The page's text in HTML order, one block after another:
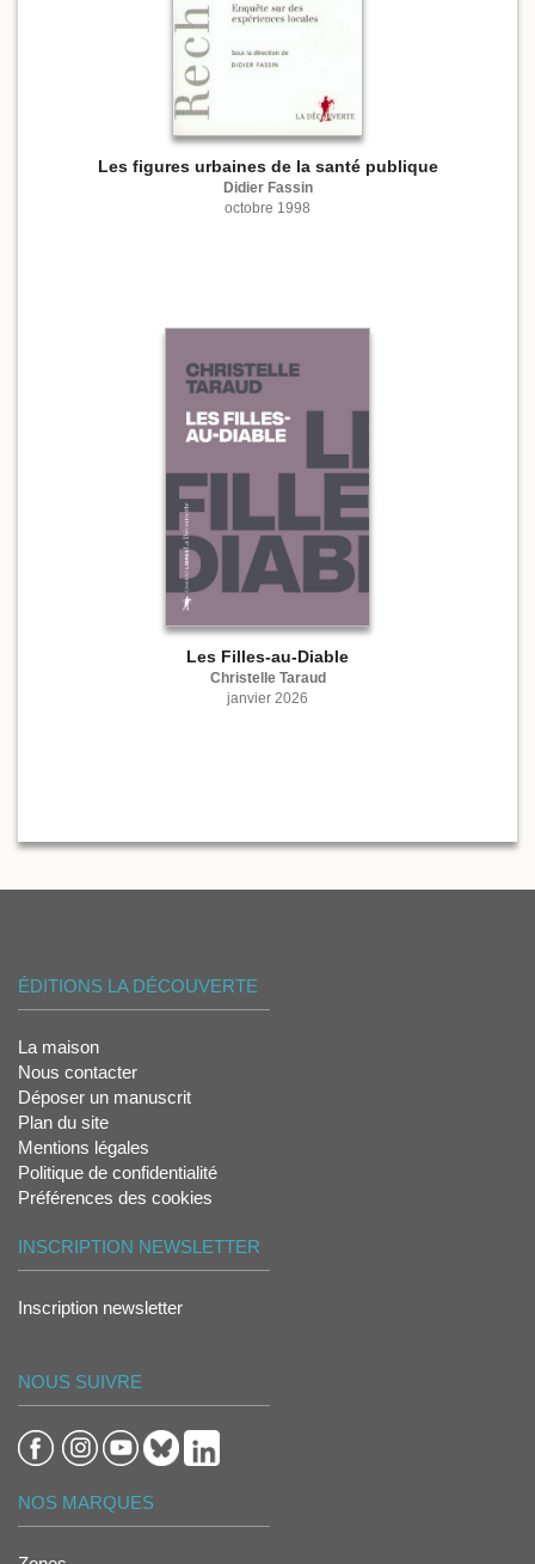
Les figures urbaines de la santé publique
Didier Fassin
octobre 1998
Les Filles-au-Diable
Christelle Taraud
janvier 2026
ÉDITIONS LA DÉCOUVERTE
La maison
Nous contacter
Déposer un manuscrit
Plan du site
Mentions légales
Politique de confidentialité
Préférences des cookies
INSCRIPTION NEWSLETTER
Inscription newsletter
NOUS SUIVRE
NOS MARQUES